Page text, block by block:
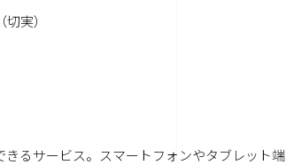
実）
るサービス。スマートフォンやタブレット端